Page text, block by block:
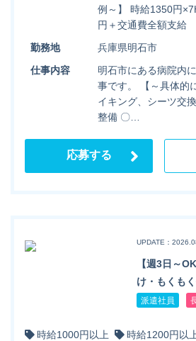
例～】 時給1350円
円＋交通費全額支給
勤務地
兵庫県明石市
仕事内容
明石市にある病院内
事です。 【～具体的
イキング、シーツ交
整備 〇…
応募する
UPDATE：
【週3日～
け・もくもく
派遣社員
時給1000円以上 時給1200円以